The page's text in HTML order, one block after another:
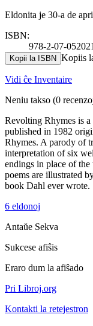
Eldonita je 30-a de
ISBN:
978-2-07-
Kopii la ISBN Kopiis
Vidi ĉe Inventaire
Neniu takso (0
Revolting Rhymes is
published in 1982
Rhymes. A parody of
interpretation of six
endings in place of
poems are illustrated
book Dahl ever wrote.
6 eldonoj
Antaŭe Sekva
Sukcese afiŝis
Eraro dum la afiŝado
Pri Libroj.org
Kontakti la retejestron